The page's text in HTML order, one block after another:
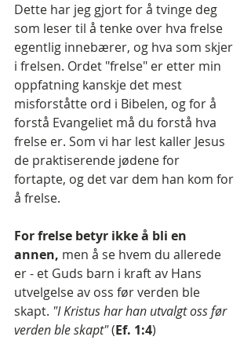
Dette har jeg gjort for å tvinge deg
som leser til å tenke over hva frelse
egentlig innebærer, og hva som skjer
i frelsen. Ordet "frelse" er etter min
oppfatning kanskje det mest
misforståtte ord i Bibelen, og for å
forstå Evangeliet må du forstå hva
frelse er. Som vi har lest kaller Jesus
de praktiserende jødene for
fortapte, og det var dem han kom for
å frelse.
For frelse betyr ikke å bli en
annen, men å se hvem du allerede
er - et Guds barn i kraft av Hans
utvelgelse av oss før verden ble
skapt. "I Kristus har han utvalgt oss før
verden ble skapt" (Ef. 1:4)